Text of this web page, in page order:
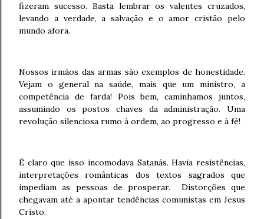
fizeram sucesso. Basta lembrar os valentes cruzados,
levando a verdade, a salvação e o amor cristão pelo
mundo afora.
Nossos irmãos das armas são exemplos de honestidade.
Vejam o general na saúde, mais que um ministro, a
competência de farda! Pois bem, caminhamos juntos,
assumindo os postos chaves da administração. Uma
revolução silenciosa rumo à ordem, ao progresso e à fé!
É claro que isso incomodava Satanás. Havia resistências,
interpretações românticas dos textos sagrados que
impediam as pessoas de prosperar.
Distorções que
chegavam até a apontar tendências comunistas em Jesus
Cristo.